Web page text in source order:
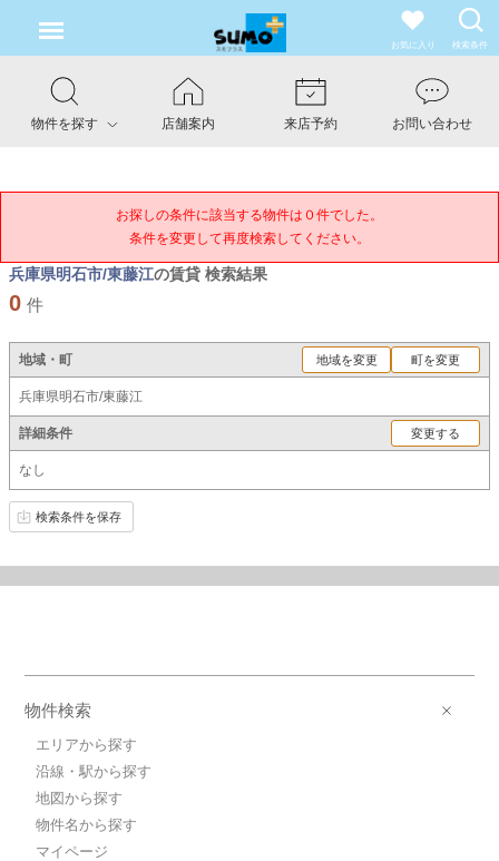
お気に入り 検索条件
物件を探す 店舗案内 来店予約 お問い合わせ
お探しの条件に該当する物件は０件でした。
条件を変更して再度検索してください。
兵庫県明石市/東藤江の賃貸 検索結果
0 件
地域・町 地域を変更 町を変更
兵庫県明石市/東藤江
詳細条件 変更する
なし
検索条件を保存
物件検索
エリアから探す
沿線・駅から探す
地図から探す
物件名から探す
マイページ